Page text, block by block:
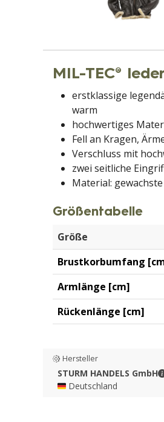
MIL-TEC®
erstklassige
warm
hochwertiges
Fell an Kragen,
Verschluss mit
zwei seitliche
Material:
Größentabelle
Größe
Brustkorbumfang
Armlänge [cm]
Rückenlänge [cm]
Hersteller
STURM HANDELS GmbH
🇩🇪 Deutschland